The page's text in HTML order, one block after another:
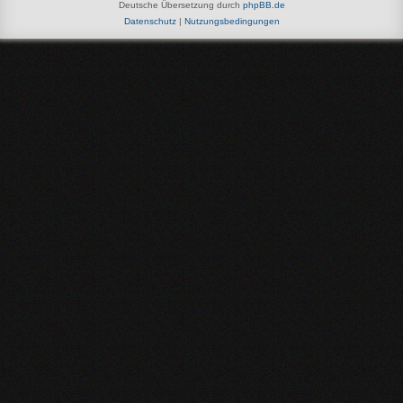
Deutsche Übersetzung durch phpBB.de
Datenschutz| Nutzungsbedingungen